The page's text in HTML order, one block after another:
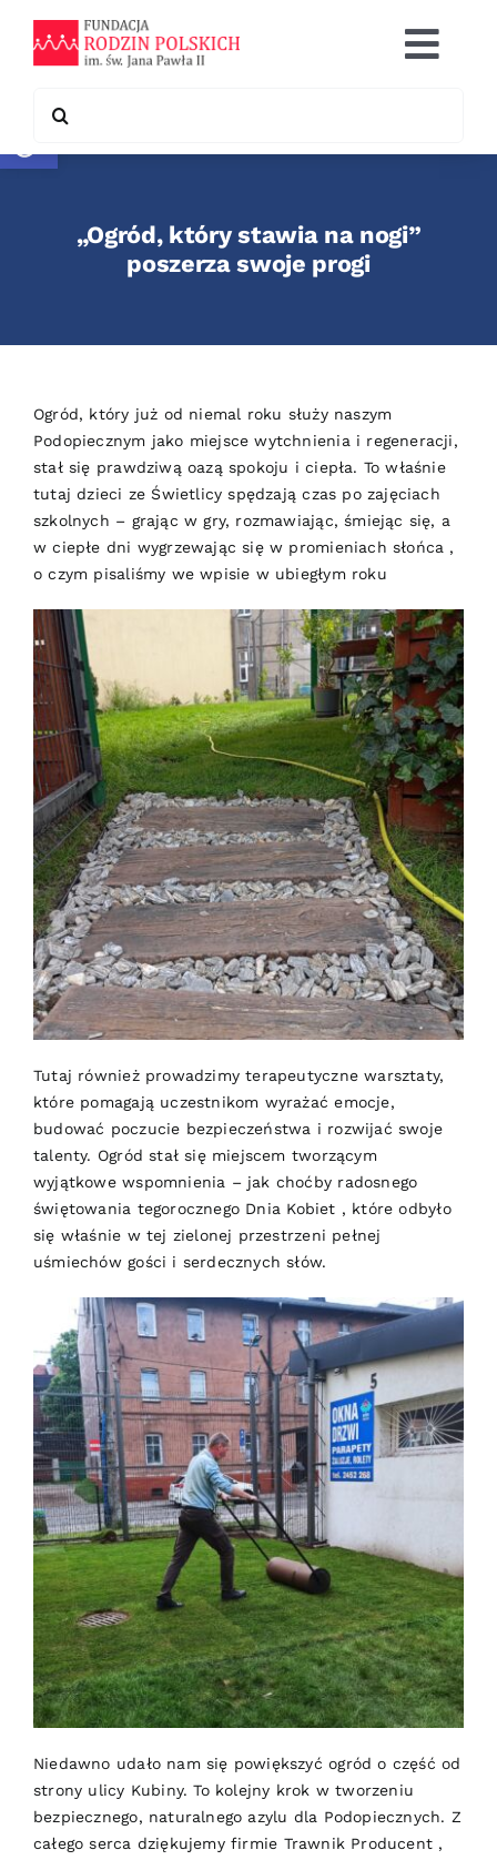
Otwórz pasek narzędzi
content
Co robimy
Współpraca
for:
„Ogród, który stawia na nogi”
poszerza swoje progi
Ogród, który już od niemal roku służy naszym
Podopiecznym jako miejsce wytchnienia i regeneracji,
stał się prawdziwą oazą spokoju i ciepła. To właśnie
tutaj dzieci ze Świetlicy spędzają czas po zajęciach
szkolnych – grając w gry, rozmawiając, śmiejąc się, a
w ciepłe dni wygrzewając się w promieniach słońca ,
o czym pisaliśmy we wpisie w ubiegłym roku
Tutaj również prowadzimy terapeutyczne warsztaty,
które pomagają uczestnikom wyrażać emocje,
budować poczucie bezpieczeństwa i rozwijać swoje
talenty. Ogród stał się miejscem tworzącym
wyjątkowe wspomnienia – jak choćby radosnego
świętowania tegorocznego Dnia Kobiet , które odbyło
się właśnie w tej zielonej przestrzeni pełnej
uśmiechów gości i serdecznych słów.
Niedawno udało nam się powiększyć ogród o część od
strony ulicy Kubiny. To kolejny krok w tworzeniu
bezpiecznego, naturalnego azylu dla Podopiecznych. Z
całego serca dziękujemy firmie Trawnik Producent ,